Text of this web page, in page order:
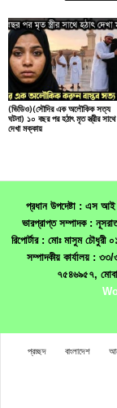
(ভিডিও)(সৌদির এক অলৌকিক সত্য
ঘটনা) ১০ বছর পর হঠাৎ মৃত স্ত্রীর সাথে
দেখা মক্কায়
প্রধান উপদেষ্টা : এস
ভারপ্রাপ্ত সম্পাদক :
রিপোর্টার : মোঃ মাসুম
সম্পাদকীয় কার্যালয় :
৭৫৪৬৯৫৭,
প্রচ্ছদ বাংলাদেশ